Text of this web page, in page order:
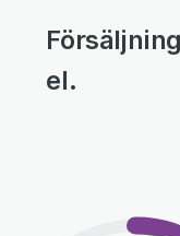
el.